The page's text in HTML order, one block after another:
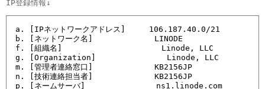
a. [IPネットワークアドレス]     106.187.40.0/21
b. [ネットワーク名]             LINODE
f. [組織名]                     Linode, LLC
g. [Organization]               Linode, LLC
m. [管理者連絡窓口]             KB2156JP
n. [技術連絡担当者]             KB2156JP
p. [ネームサーバ]               ns1.linode.com